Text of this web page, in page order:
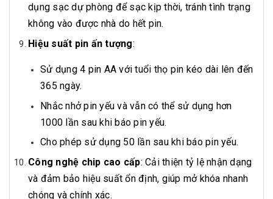
dụng sạc dự phòng để sạc kịp thời, tránh tình trạng
không vào được nhà do hết pin.
Hiệu suất pin ấn tượng:
Sử dụng 4 pin AA với tuổi thọ pin kéo dài lên đến
365 ngày.
Nhắc nhở pin yếu và vẫn có thể sử dụng hơn
1000 lần sau khi báo pin yếu.
Cho phép sử dụng 50 lần sau khi báo pin yếu.
Công nghệ chip cao cấp: Cải thiện tỷ lệ nhận dạng
và đảm bảo hiệu suất ổn định, giúp mở khóa nhanh
chóng và chính xác.